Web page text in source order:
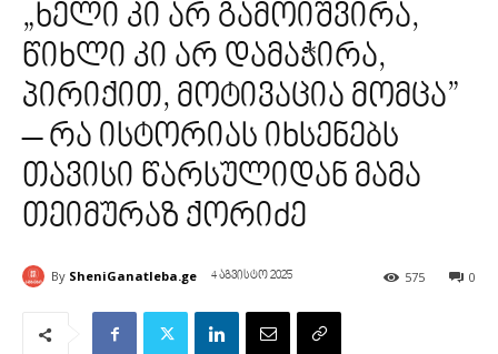
„ხელი კი არ გამოიშვირა,
წიხლი კი არ დამაჭირა,
პირიქით, მოტივაცია მომცა”
– რა ისტორიას იხსენებს
თავისი წარსულიდან მამა
თეიმურაზ ქორიძე
By SheniGanatleba.ge 4 აგვისტო 2025 0
575